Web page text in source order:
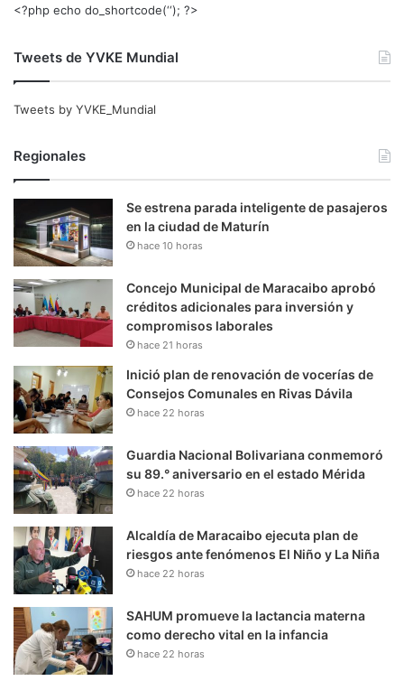
<?php echo do_shortcode(‘‘); ?>
Tweets de YVKE Mundial
Tweets by YVKE_Mundial
Regionales
Se estrena parada inteligente de pasajeros
en la ciudad de Maturín
hace 10 horas
Concejo Municipal de Maracaibo aprobó
créditos adicionales para inversión y
compromisos laborales
hace 21 horas
Inició plan de renovación de vocerías de
Consejos Comunales en Rivas Dávila
hace 22 horas
Guardia Nacional Bolivariana conmemoró
su 89.° aniversario en el estado Mérida
hace 22 horas
Alcaldía de Maracaibo ejecuta plan de
riesgos ante fenómenos El Niño y La Niña
hace 22 horas
SAHUM promueve la lactancia materna
como derecho vital en la infancia
hace 22 horas